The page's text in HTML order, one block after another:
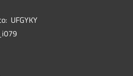
UFGYKY